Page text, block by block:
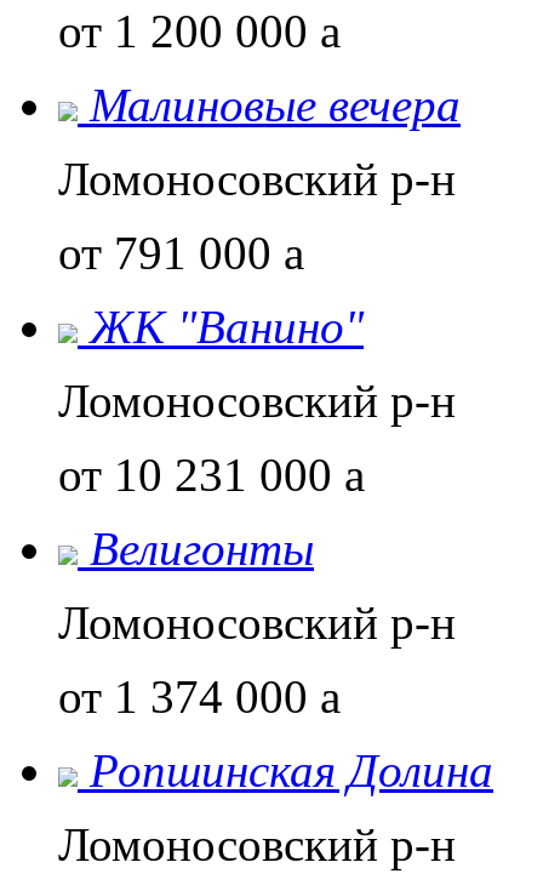
от 1 200 000 a
Малиновые вечера
Ломоносовский р-н
от 791 000 a
ЖК "Ванино"
Ломоносовский р-н
от 10 231 000 a
Велигонты
Ломоносовский р-н
от 1 374 000 a
Ропшинская Долина
Ломоносовский р-н